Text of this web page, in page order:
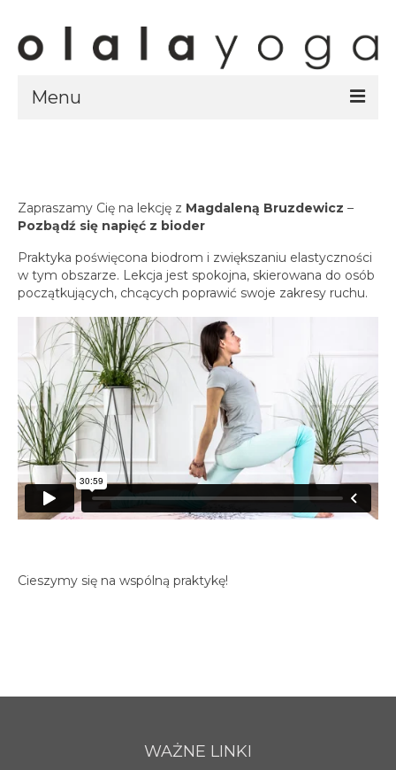
Menu
kursy
ubrania olalayoga
Olala Studio
Szczecin
Kursy
specjalistyczne
Grafik
spotkania online
Blog
artykuły i video
Zaloguj
platforma kursowa
Zapraszamy Cię na lekcję z Magdaleną Bruzdewicz –
Pozbądź się napięć z bioder
Praktyka poświęcona biodrom i zwiększaniu elastyczności
w tym obszarze. Lekcja jest spokojna, skierowana do osób
początkujących, chcących poprawić swoje zakresy ruchu.
Cieszymy się na wspólną praktykę!
WAŻNE LINKI